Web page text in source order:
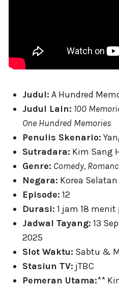
Judul: A Hundred
Judul Lain: 100
One Hundred Memories
Penulis Skenario:
Sutradara: Kim Sang
Genre: Comedy,
Negara: Korea Selatan
Episode: 12
Durasi: 1 jam 18 menit
Jadwal Tayang: 13
2025
Slot Waktu: Sabtu &
Stasiun TV: jTBC
Pemeran Utama:**